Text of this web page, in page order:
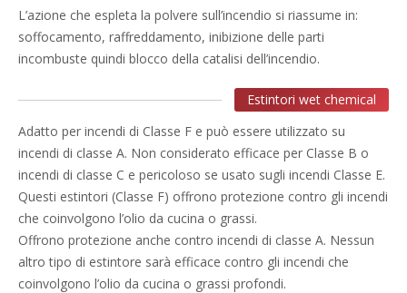
L’azione che espleta la polvere sull’incendio si riassume in:
soffocamento, raffreddamento, inibizione delle parti
incombuste quindi blocco della catalisi dell’incendio.
Estintori wet chemical
Adatto per incendi di Classe F e può essere utilizzato su
incendi di classe A. Non considerato efficace per Classe B o
incendi di classe C e pericoloso se usato sugli incendi Classe E.
Questi estintori (Classe F) offrono protezione contro gli incendi
che coinvolgono l’olio da cucina o grassi.
Offrono protezione anche contro incendi di classe A. Nessun
altro tipo di estintore sarà efficace contro gli incendi che
coinvolgono l’olio da cucina o grassi profondi.